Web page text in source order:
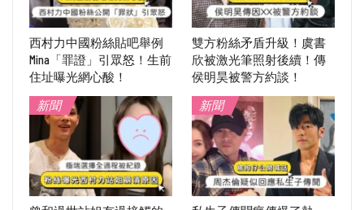
西村力中國粉絲貼吧舉例
Mina「罪證」引眾怒！生前
住址曝光網心酸！
雙方粉絲矛盾升級！虞書
欣被激光筆照射後續！傳
侯明昊被警方約談！
新聞
新聞